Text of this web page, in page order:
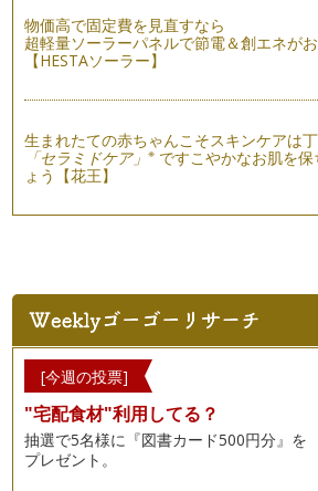
個性豊かなインドの紅茶の選び方
インドは紅茶の生産量と国内消費が世界
す。 長い間、中国産の紅茶が…
パリの中心地では、紅茶専門店やサロン
ィスリーなどで紅茶を購入したり、飲…
紅茶をいれるために、ティーポットはと
す。もし無ければ、フタ付の容器、つ…
セイロン紅茶の魅力
紅茶を選ぶ時、「セイロンティー」とい
はないでしょうか？ セイロンティー…
紅茶をおいしく飲むためのカップの選び方
紅茶を飲むためにはカップが必要ですね
物価高で固定費を見直すなら
超軽量ソーラーパネルで節電＆創エネが
【HESTAソーラー】
生まれたての赤ちゃんこそスキンケアは
「セラミドケア」※ ですこやかなお肌を保
ょう【花王】
[今週の投票]
"宅配食材"利用してる？
抽選で5名様に『図書カード500円分』を
プレゼント。